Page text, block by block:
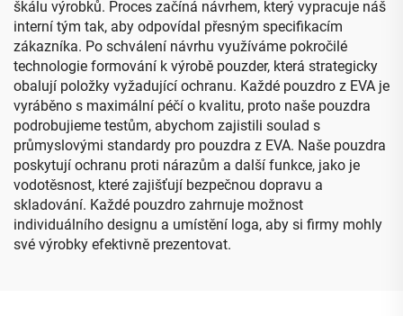
škálu výrobků. Proces začíná návrhem, který vypracuje náš
interní tým tak, aby odpovídal přesným specifikacím
zákazníka. Po schválení návrhu využíváme pokročilé
technologie formování k výrobě pouzder, která strategicky
obalují položky vyžadující ochranu. Každé pouzdro z EVA je
vyráběno s maximální péčí o kvalitu, proto naše pouzdra
podrobujieme testům, abychom zajistili soulad s
průmyslovými standardy pro pouzdra z EVA. Naše pouzdra
poskytují ochranu proti nárazům a další funkce, jako je
vodotěsnost, které zajišťují bezpečnou dopravu a
skladování. Každé pouzdro zahrnuje možnost
individuálního designu a umístění loga, aby si firmy mohly
své výrobky efektivně prezentovat.